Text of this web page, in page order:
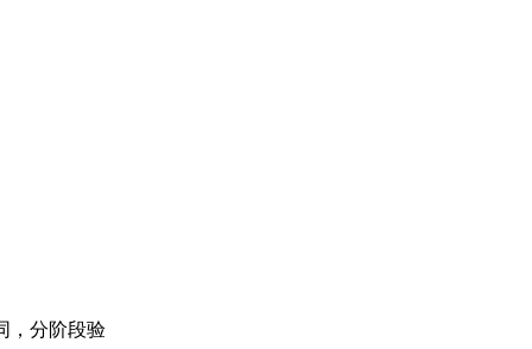
，分阶段验